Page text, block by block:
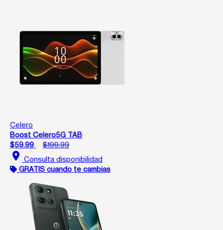
Celero
Boost Celero5G TAB
$59.99
$199.99
location_on Consulta disponibilidad
GRATIS cuando te cambias